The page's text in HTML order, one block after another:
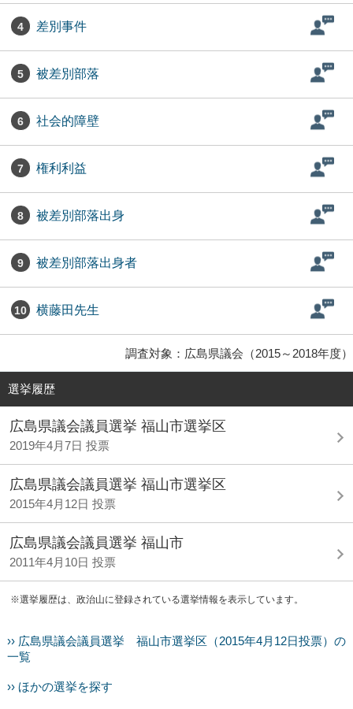
4 差別事件
5 被差別部落
6 社会的障壁
7 権利利益
8 被差別部落出身
9 被差別部落出身者
10 横藤田先生
調査対象：広島県議会（2015～2018年度）
選挙履歴
広島県議会議員選挙 福山市選挙区
2019年4月7日 投票
広島県議会議員選挙 福山市選挙区
2015年4月12日 投票
広島県議会議員選挙 福山市
2011年4月10日 投票
※選挙履歴は、政治山に登録されている選挙情報を表示しています。
›› 広島県議会議員選挙 福山市選挙区（2015年4月12日投票）の
一覧
›› ほかの選挙を探す